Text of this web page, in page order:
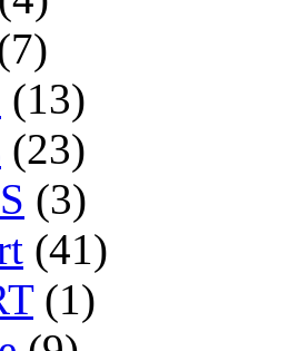
(13)
(23)
(3)
(41)
(1)